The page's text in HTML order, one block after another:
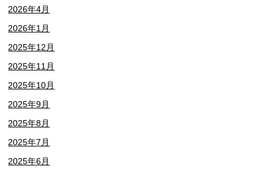
2026年4月
2026年1月
2025年12月
2025年11月
2025年10月
2025年9月
2025年8月
2025年7月
2025年6月